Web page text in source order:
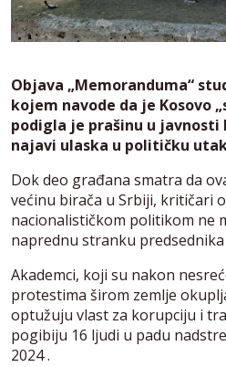
Objava „Memoranduma“
kojem navode da je Kosovo
podigla je prašinu u javnosti
najavi ulaska u političku
Dok deo građana smatra da
većinu birača u Srbiji, kritičari
nacionalističkom politikom ne
naprednu stranku predsednika
Akademci, koji su nakon
protestima širom zemlje
optužuju vlast za korupciju i
pogibiju 16 ljudi u padu
2024 .